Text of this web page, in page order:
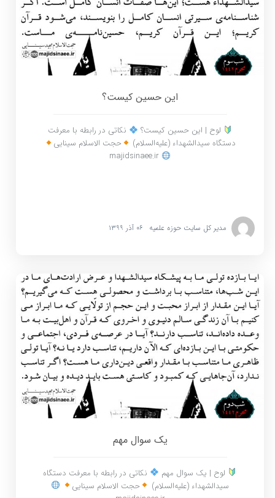
این حسین کیست؟
لوح | این حسین کیست؟
نکاتی در رابطه با معرفت
دستگاه سیدالشهداء (علیه‌السلام)
حجت الاسلام سینایی
مدیر کل سایت حوزه علمیه ۰۶ آذر ۱۳۹۹
یک سوال مهم
لوح | یک سوال مهم
نکاتی در رابطه با معرفت دستگاه
سیدالشهداء (علیه‌السلام)
حجت الاسلام سینایی